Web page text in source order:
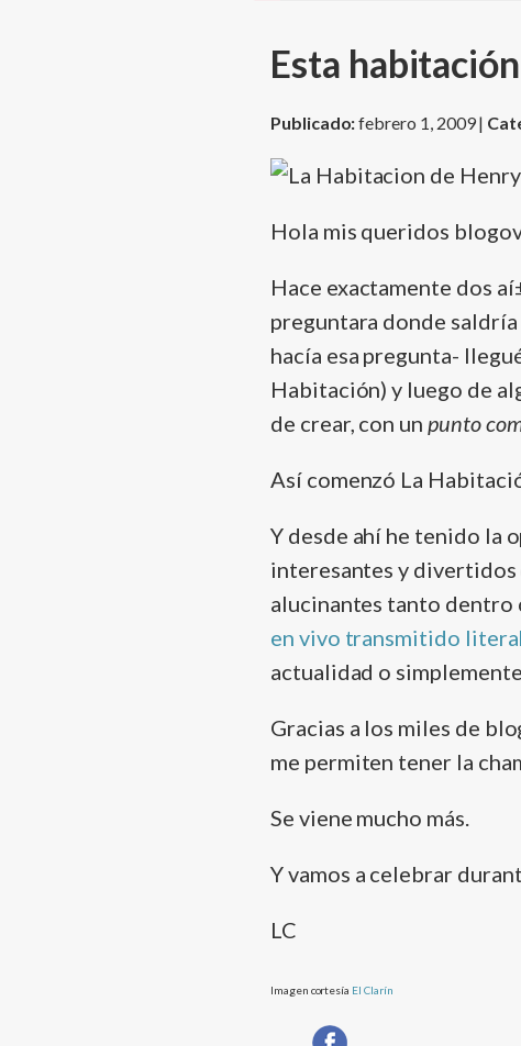
Esta
Publicado:febrero 1, 2009 |
Hola mis queridos
Hace exactamente dos
preguntara donde
hací­a esa pregunta-
Habitación) y luego de
de crear, con un punto
Así­ comenzó La
Y desde ahí­ he tenido la
interesantes y divertidos
alucinantes tanto dentro
en vivo transmitido
actualidad o
Gracias a los miles de
me permiten tener la
Se viene mucho más.
Y vamos a celebrar
LC
Imagen cortesí­a El Clarí­n